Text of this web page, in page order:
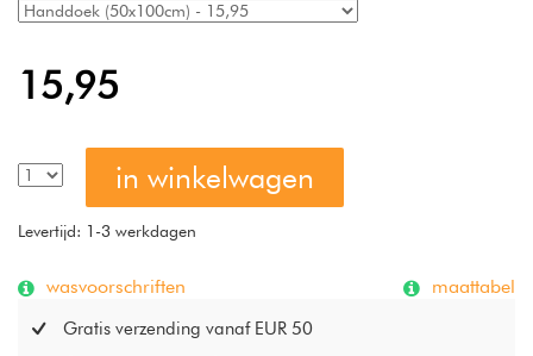
15,95
in winkelwagen
Levertijd: 1-3 werkdagen
wasvoorschriften maattabel
Gratis verzending vanaf EUR 50